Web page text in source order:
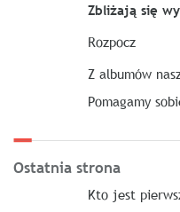
Zbliżają się
Rozpocz
Z albumów
Pomagamy
Ostatnia strona
Kto jest